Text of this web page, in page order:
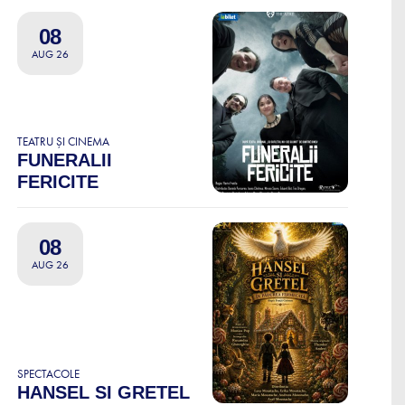
08
AUG 26
TEATRU ȘI CINEMA
FUNERALII
FERICITE
08
AUG 26
SPECTACOLE
HANSEL SI GRETEL